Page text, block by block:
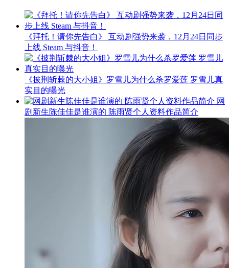
《拜托！请你先告白》 互动剧强势来袭，12月24日同步
上线 Steam 与抖音！
《披荆斩棘的大小姐》罗雪儿为什么杀罗爱莲 罗雪儿真
实目的曝光
网
剧新生陈佳佳是谁演的 陈雨贤个人资料作品简介